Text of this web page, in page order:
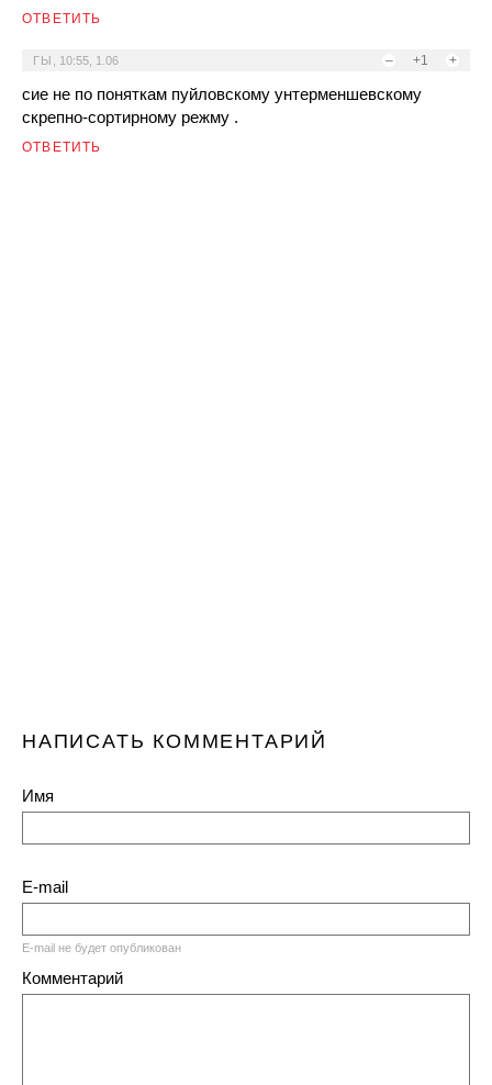
ОТВЕТИТЬ
– +1 +
ГЫ 10:55, 1.06
сие не по поняткам пуйловскому унтерменшевскому
скрепно-сортирному режму .
ОТВЕТИТЬ
НАПИСАТЬ КОММЕНТАРИЙ
Имя
E-mail
E-mail не будет опубликован
Комментарий